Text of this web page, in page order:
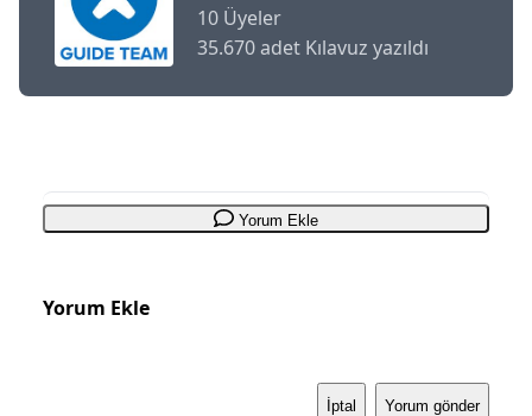
10 Üyeler
35.670 adet Kılavuz yazıldı
Yorum Ekle
Yorum Ekle
İptal Yorum gönder